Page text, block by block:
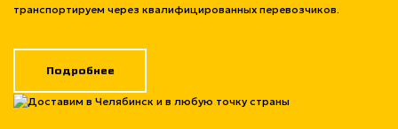
транспортируем через квалифицированных перевозчиков.
Подробнее